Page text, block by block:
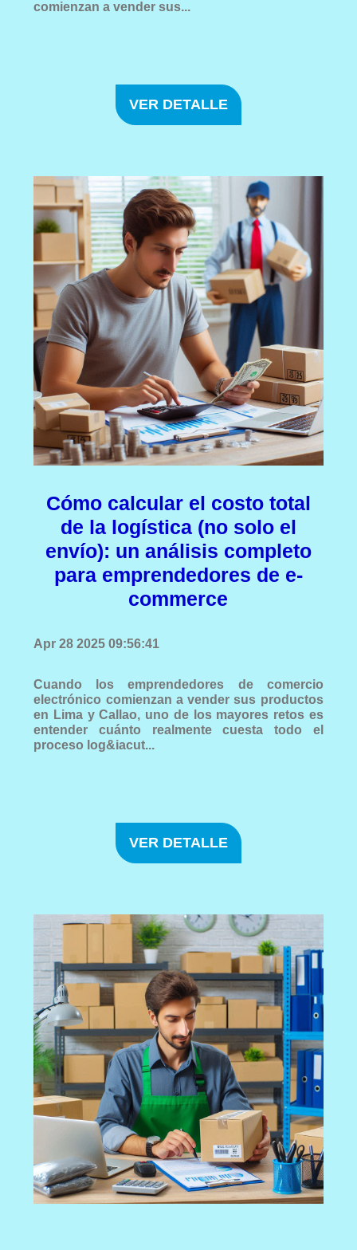
comienzan a vender sus...
VER DETALLE
Cómo calcular el costo total
de la logística (no solo el
envío): un análisis completo
para emprendedores de e-
commerce
Apr 28 2025 09:56:41
Cuando los emprendedores de comercio
electrónico comienzan a vender sus productos
en Lima y Callao, uno de los mayores retos es
entender cuánto realmente cuesta todo el
proceso log&iacut...
VER DETALLE